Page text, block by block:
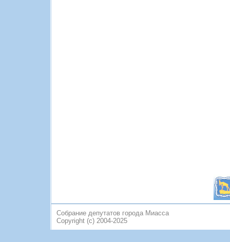
Собрание депутатов города Миасса
Copyright (c) 2004-2025